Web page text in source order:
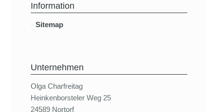
Information
Sitemap
Unternehmen
Olga Charfreitag
Heinkenborsteler Weg 25
24589 Nortorf